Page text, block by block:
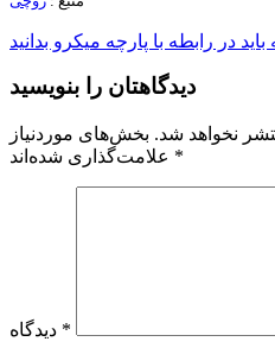
باید در رابطه با پارچه میکرو بدانید
دیدگاهتان را بنویسید
نخواهد شد. بخش‌های موردنیاز
*
*